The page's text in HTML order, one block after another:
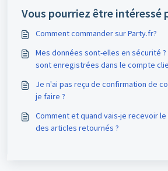
Vous pourriez être intéressé
Comment commander sur Party.fr?
Mes données sont-elles en sécurité
sont enregistrées dans le compte
Je n'ai pas reçu de confirmation de
je faire ?
Comment et quand vais-je recevoir
des articles retournés ?